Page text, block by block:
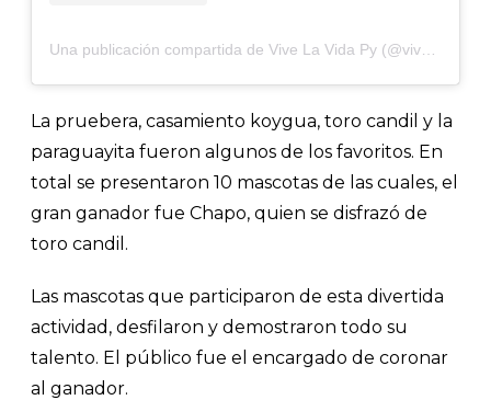
La pruebera, casamiento koygua, toro candil y la
paraguayita fueron algunos de los favoritos. En
total se presentaron 10 mascotas de las cuales, el
gran ganador fue Chapo, quien se disfrazó de
toro candil.
Las mascotas que participaron de esta divertida
actividad, desfilaron y demostraron todo su
talento. El público fue el encargado de coronar
al ganador.